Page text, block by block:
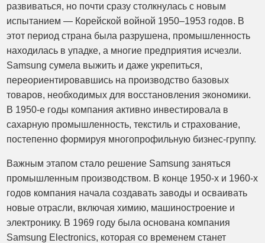
развиваться, но почти сразу столкнулась с новым
испытанием — Корейской войной 1950–1953 годов. В
этот период страна была разрушена, промышленность
находилась в упадке, а многие предприятия исчезли.
Samsung сумела выжить и даже укрепиться,
переориентировавшись на производство базовых
товаров, необходимых для восстановления экономики.
В 1950-е годы компания активно инвестировала в
сахарную промышленность, текстиль и страхование,
постепенно формируя многопрофильную бизнес-группу.
Важным этапом стало решение Samsung заняться
промышленным производством. В конце 1950-х и 1960-х
годов компания начала создавать заводы и осваивать
новые отрасли, включая химию, машиностроение и
электронику. В 1969 году была основана компания
Samsung Electronics, которая со временем станет